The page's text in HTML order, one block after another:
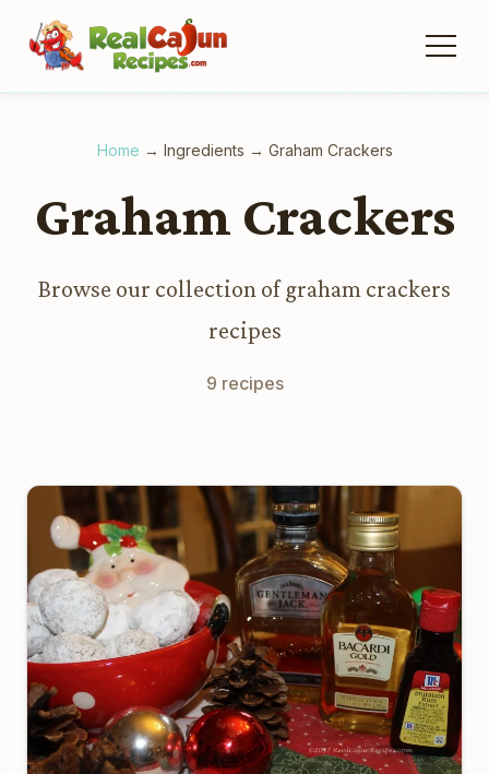
Home → Ingredients → Graham Crackers
Graham Crackers
Browse our collection of graham crackers
recipes
9 recipes